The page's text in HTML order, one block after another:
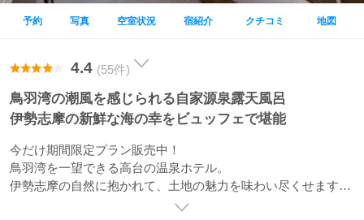
予約 写真 空室状況 宿紹介 クチコミ 地図
4.4 (55件)
鳥羽湾の潮風を感じられる自家源泉露天風呂
伊勢志摩の新鮮な海の幸をビュッフェで堪能
今だけ期間限定プラン販売中！
鳥羽湾を一望できる高台の温泉ホテル。
伊勢志摩の自然に抱かれて、土地の魅力を味わい尽くせます。
伊勢志摩の海の幸や山の幸をふんだんに使った自慢のお料理の